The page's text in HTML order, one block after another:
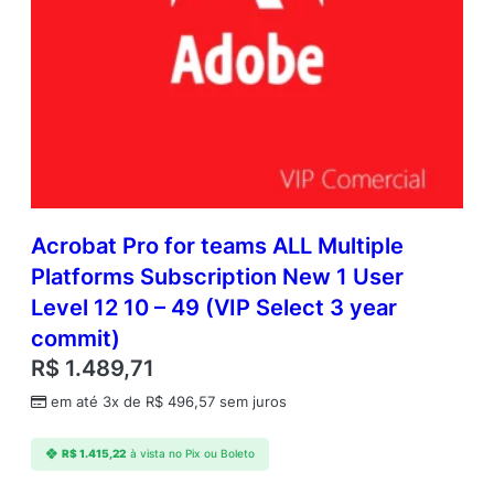
Acrobat Pro for teams ALL Multiple
Platforms Subscription New 1 User
Level 12 10 – 49 (VIP Select 3 year
commit)
R$ 1.489,71
em até 3x de R$ 496,57 sem juros
R$1.415,22 à vista no Pix ou Boleto